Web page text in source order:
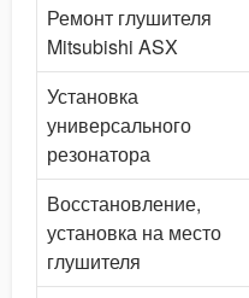
Ремонт глушителя
Mitsubishi ASX
Установка
универсального
резонатора
Восстановление,
установка на место
глушителя